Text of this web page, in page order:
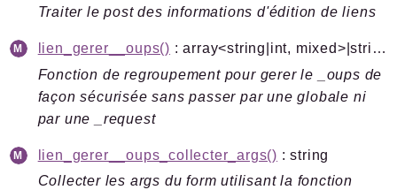
Traiter le post des informations d'édition de liens
lien_gerer__oups()
: array<string|int, mixed>|string|null
Fonction de regroupement pour gerer le _oups de
façon sécurisée sans passer par une globale ni
par une _request
lien_gerer__oups_collecter_args() : string
Collecter les args du form utilisant la fonction